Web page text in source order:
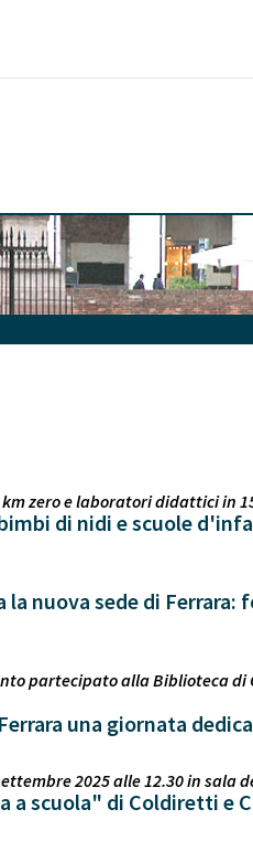
km zero e laboratori didattici
di nidi e scuole
nuova sede di
partecipato alla
una giornata
settembre 2025 alle 12.30 in
scuola" di Coldiretti e